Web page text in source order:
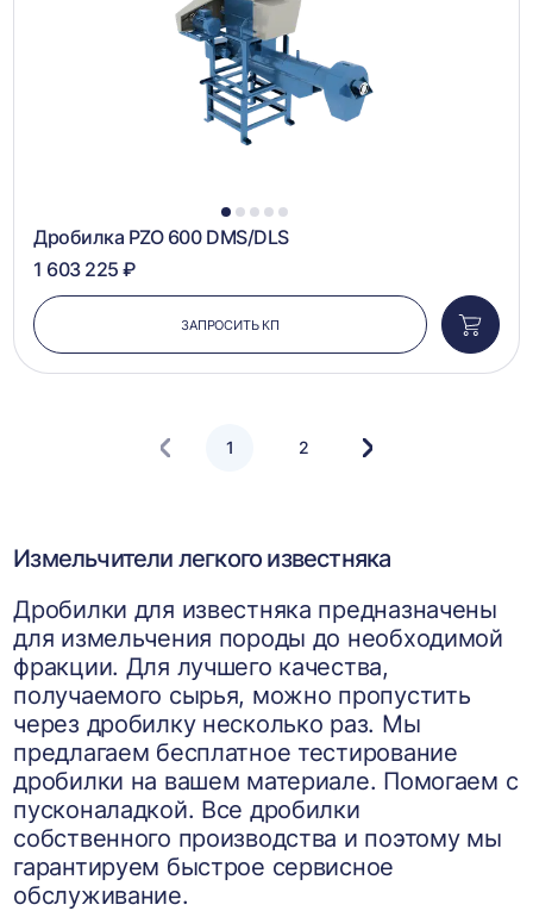
1 2 3 4 5
Дробилка PZO 600 DMS/DLS
1 603 225 ₽
ЗАПРОСИТЬ КП
в
1 2
Следующая
Измельчители легкого известняка
Дробилки для известняка предназначены
для измельчения породы до необходимой
фракции. Для лучшего качества,
получаемого сырья, можно пропустить
через дробилку несколько раз. Мы
предлагаем бесплатное тестирование
дробилки на вашем материале. Помогаем с
пусконаладкой. Все дробилки
собственного производства и поэтому мы
гарантируем быстрое сервисное
обслуживание.